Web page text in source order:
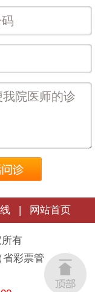
| 网站首页
有
彩票管理中心